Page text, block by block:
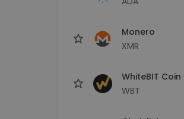
Monero
XMR
WhiteBIT Coin
WBT